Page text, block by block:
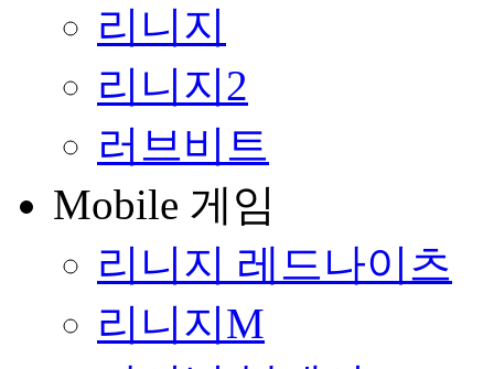
리니지
리니지2
러브비트
Mobile 게임
리니지 레드나이츠
리니지M